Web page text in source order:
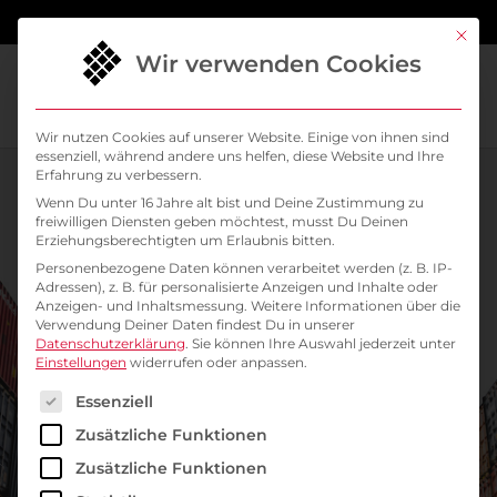
Management Summary
Kubernetes. Alles, was
Mit
Wir verwenden Cookies
Wir nutzen Cookies auf unserer Website. Einige von ihnen sind
essenziell, während andere uns helfen, diese Website und Ihre
Erfahrung zu verbessern.
Wenn Du unter 16 Jahre alt bist und Deine Zustimmung zu
freiwilligen Diensten geben möchtest, musst Du Deinen
Erziehungsberechtigten um Erlaubnis bitten.
Personenbezogene Daten können verarbeitet werden (z. B. IP-
Adressen), z. B. für personalisierte Anzeigen und Inhalte oder
Anzeigen- und Inhaltsmessung. Weitere Informationen über die
Verwendung Deiner Daten findest Du in unserer
Datenschutzerklärung. Sie können Ihre Auswahl jederzeit unter
Einstellungen widerrufen oder anpassen.
Es folgt eine Liste der Service-Gruppen, für die
Essenziell
Zusätzliche Funktionen
Zusätzliche Funktionen